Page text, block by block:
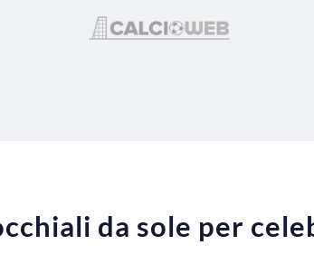
da sole per